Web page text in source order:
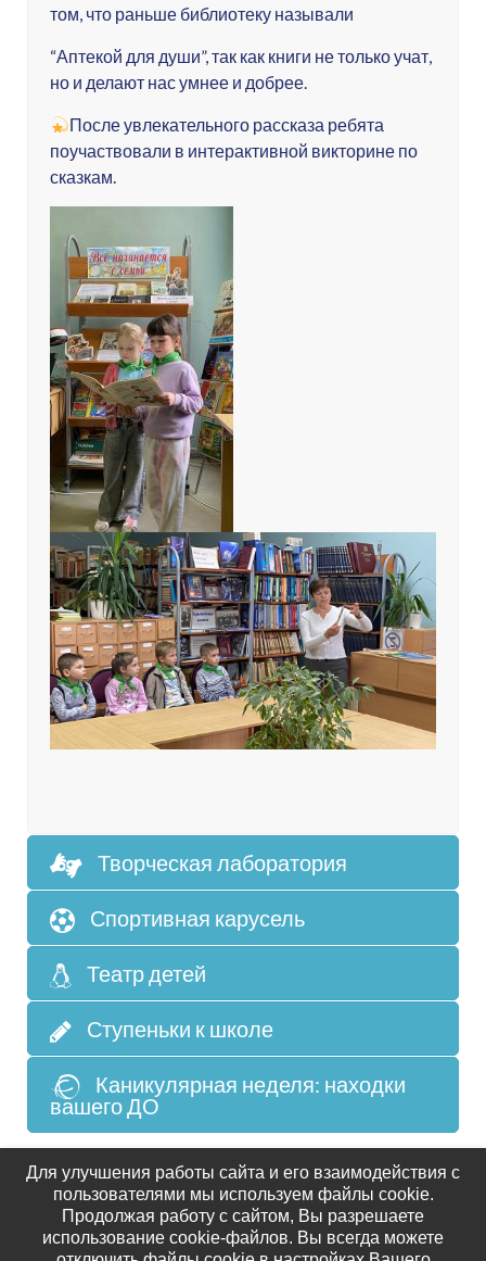
том, что раньше библиотеку называли
“Аптекой для души”, так как книги не только учат,
но и делают нас умнее и добрее.
После увлекательного рассказа ребята
поучаствовали в интерактивной викторине по
сказкам.
Творческая лаборатория
Спортивная карусель
Театр детей
Ступеньки к школе
Каникулярная неделя: находки
вашего ДО
Для улучшения работы сайта и его взаимодействия с
пользователями мы используем файлы cookie.
Продолжая работу с сайтом, Вы разрешаете
использование cookie-файлов. Вы всегда можете